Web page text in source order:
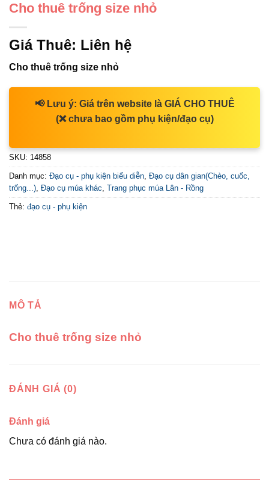
Cho thuê trống size nhỏ
Giá Thuê: Liên hệ
Cho thuê trống size nhỏ
📢 Lưu ý: Giá trên website là GIÁ CHO THUÊ
(❌ chưa bao gồm phụ kiện/đạo cụ)
SKU: 14858
Danh mục: Đạo cụ - phụ kiện biểu diễn Đạo cụ dân gian(Chèo, cuốc,
trống...) Đạo cụ múa khác Trang phục múa Lân - Rồng
Thẻ: đạo cụ - phụ kiện
MÔ TẢ
Cho thuê trống size nhỏ
ĐÁNH GIÁ (0)
Đánh giá
Chưa có đánh giá nào.